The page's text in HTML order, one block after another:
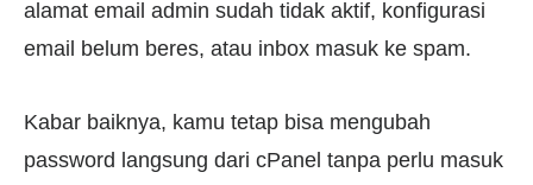
alamat email admin sudah tidak aktif, konfigurasi
email belum beres, atau inbox masuk ke spam.
Kabar baiknya, kamu tetap bisa mengubah
password langsung dari cPanel tanpa perlu masuk